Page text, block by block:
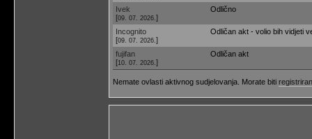
Ivek
[09. 07. 2026. ]
Odlično
Incognito
[09. 07. 2026. ]
Odličan akt - volio bih vidjeti
fujifan
[10. 07. 2026. ]
Odličan akt
Nemate ovlasti aktivnog sudjelovanja. Morate biti